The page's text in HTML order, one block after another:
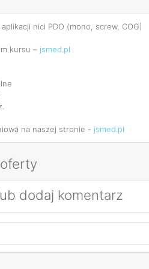
nici PDO (mono, screw, COG)
kursu – jsmed.pl
na naszej stronie - jsmed.pl
dodaj komentarz